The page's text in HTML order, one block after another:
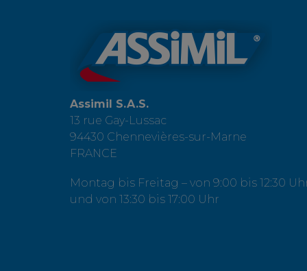
Assimil S.A.S.
13 rue Gay-Lussac
94430 Chennevières-sur-Marne
FRANCE
Montag bis Freitag – von 9:00 bis 12:30
und von 13:30 bis 17:00 Uhr